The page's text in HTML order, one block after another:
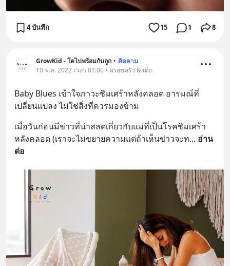
4 บันทึก 15 1 8
GrowKid - โตไปพร้อมกับลูก • ติดตาม
10 พ.ค. 2022 เวลา 01:00 • ครอบครัว & เด็ก
Baby Blues เข้าใจภาวะซึมเศร้าหลังคลอด อารมณ์ที่
เปลี่ยนแปลง ไม่ใช่สิ่งที่ควรมองข้าม
เมื่อวันก่อนมีข่าวที่น่าสลดเกี่ยวกับแม่ที่เป็นโรคซึมเศร้า
หลังคลอด (เราจะไม่ขยายความแต่ถ้าเห็นข่าวจะท... อ่าน
ต่อ